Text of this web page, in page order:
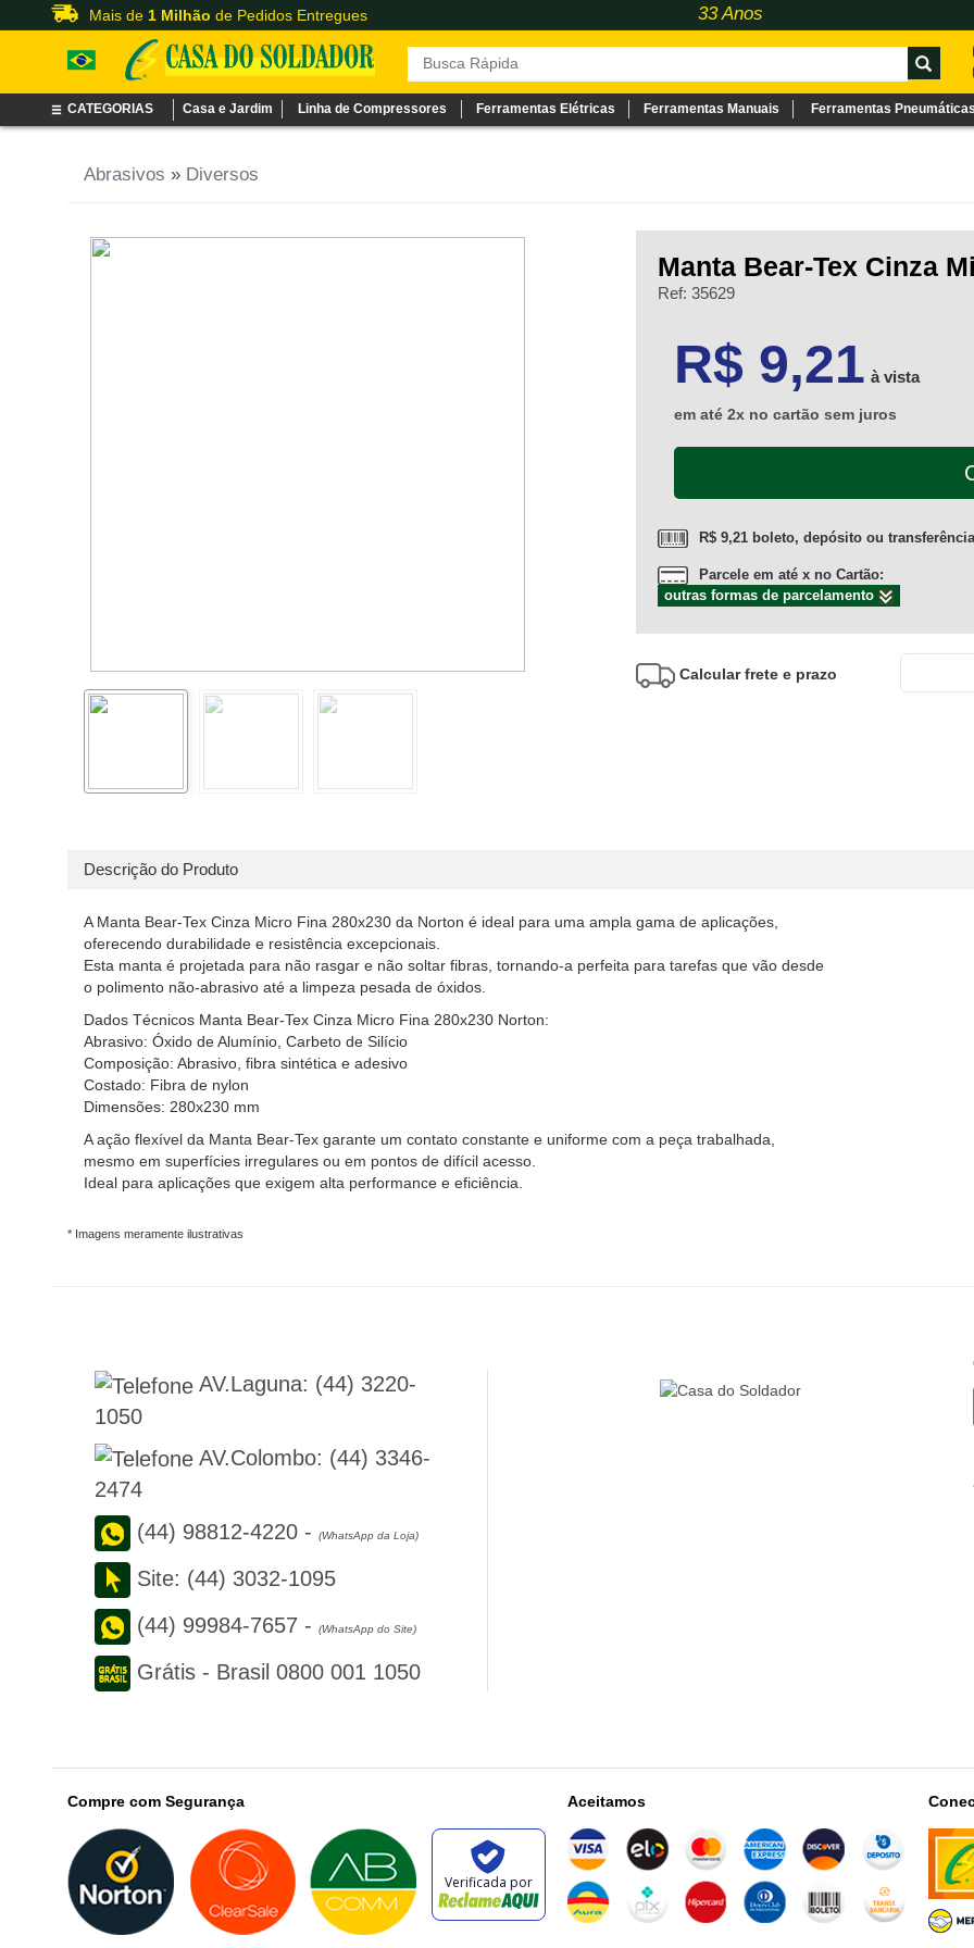
Mais de 1 Milhão de Pedidos Entregues 33 Anos
CATEGORIAS Casa e Jardim Linha de Compressores Ferramentas Elétricas Ferramentas Manuais Ferramentas
Abrasivos » Diversos
Manta Bear-Tex Cinza
Ref: 35629
R$ 9,21 à vista
em até 2x no cartão sem juros
R$ 9,21 boleto, depósito ou
Parcele em até x no Cartão:
outras formas de parcelamento
Calcular frete e prazo
Descrição do Produto
A Manta Bear-Tex Cinza Micro Fina 280x230 da Norton é ideal para uma ampla gama de aplicações,
oferecendo durabilidade e resistência excepcionais.
Esta manta é projetada para não rasgar e não soltar fibras, tornando-a perfeita para tarefas que vão desde
o polimento não-abrasivo até a limpeza pesada de óxidos.
Dados Técnicos Manta Bear-Tex Cinza Micro Fina 280x230 Norton:
Abrasivo: Óxido de Alumínio, Carbeto de Silício
Composição: Abrasivo, fibra sintética e adesivo
Costado: Fibra de nylon
Dimensões: 280x230 mm
A ação flexível da Manta Bear-Tex garante um contato constante e uniforme com a peça trabalhada,
mesmo em superfícies irregulares ou em pontos de difícil acesso.
Ideal para aplicações que exigem alta performance e eficiência.
* Imagens meramente ilustrativas
AV.Laguna: (44) 3220-
1050
AV.Colombo: (44) 3346-
2474
(44) 98812-4220 - (WhatsApp da Loja)
Site: (44) 3032-1095
(44) 99984-7657 - (WhatsApp do Site)
Grátis - Brasil 0800 001 1050
Compre com Segurança
Verificada por
Aceitamos